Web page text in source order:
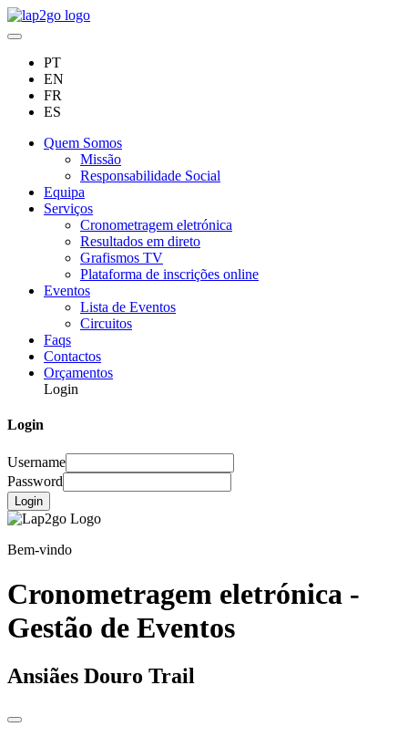
PT
EN
FR
ES
Quem Somos
Missão
Responsabilidade Social
Equipa
Serviços
Cronometragem eletrónica
Resultados em direto
Grafismos TV
Plataforma de inscrições online
Eventos
Lista de Eventos
Circuitos
Faqs
Contactos
Orçamentos
Login
Login
Username
Password
Login
Bem-vindo
Cronometragem eletrónica -
Gestão de Eventos
Ansiães Douro Trail